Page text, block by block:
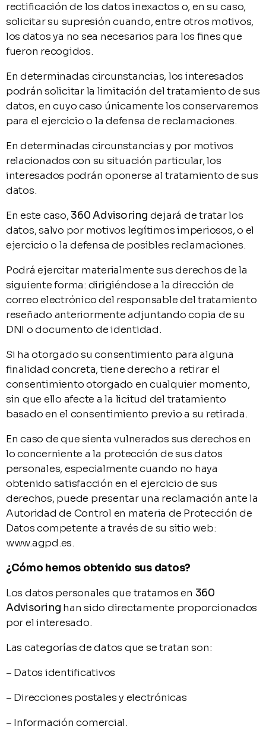
rectificación de los datos inexactos o, en su caso,
solicitar su supresión cuando, entre otros motivos,
los datos ya no sea necesarios para los fines que
fueron recogidos.
En determinadas circunstancias, los interesados
podrán solicitar la limitación del tratamiento de sus
datos, en cuyo caso únicamente los conservaremos
para el ejercicio o la defensa de reclamaciones.
En determinadas circunstancias y por motivos
relacionados con su situación particular, los
interesados podrán oponerse al tratamiento de sus
datos.
En este caso, 360 Advisoring dejará de tratar los
datos, salvo por motivos legítimos imperiosos, o el
ejercicio o la defensa de posibles reclamaciones.
Podrá ejercitar materialmente sus derechos de la
siguiente forma: dirigiéndose a la dirección de
correo electrónico del responsable del tratamiento
reseñado anteriormente adjuntando copia de su
DNI o documento de identidad.
Si ha otorgado su consentimiento para alguna
finalidad concreta, tiene derecho a retirar el
consentimiento otorgado en cualquier momento,
sin que ello afecte a la licitud del tratamiento
basado en el consentimiento previo a su retirada.
En caso de que sienta vulnerados sus derechos en
lo concerniente a la protección de sus datos
personales, especialmente cuando no haya
obtenido satisfacción en el ejercicio de sus
derechos, puede presentar una reclamación ante la
Autoridad de Control en materia de Protección de
Datos competente a través de su sitio web:
www.agpd.es.
¿Cómo hemos obtenido sus datos?
Los datos personales que tratamos en 360
Advisoring han sido directamente proporcionados
por el interesado.
Las categorías de datos que se tratan son:
– Datos identificativos
– Direcciones postales y electrónicas
– Información comercial.